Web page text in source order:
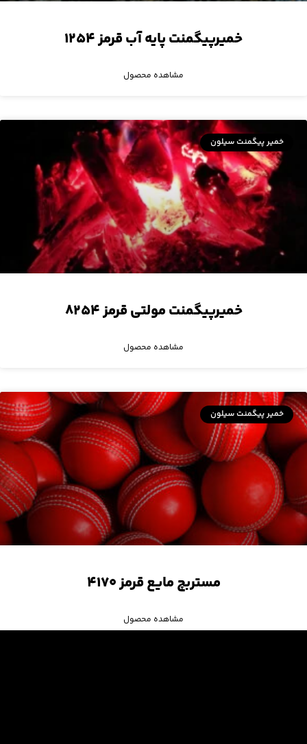
خمیرپیگمنت پایه آب قرمز ۱۲۵۴
مشاهده محصول
خمیر پیگمنت سیلون
خمیرپیگمنت مولتی قرمز ۸۲۵۴
مشاهده محصول
خمیر پیگمنت سیلون
مستربچ مایع قرمز ۴۱۷۰
مشاهده محصول